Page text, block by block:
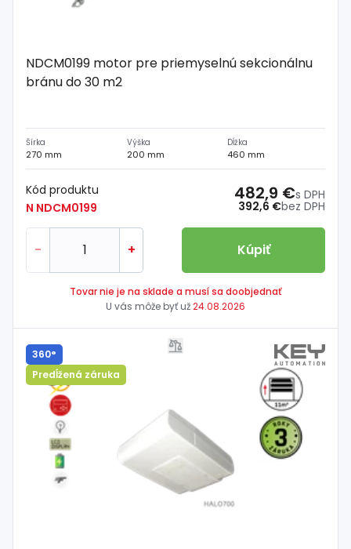
NDCM0199 motor pre priemyselnú sekcionálnu
bránu do 30 m2
Šírka
270 mm
Výška
200 mm
Dĺžka
460 mm
Kód produktu
N NDCM0199
392,6 €bez DPH
482,9 €s DPH
- + Kúpiť
Tovar nie je na sklade a musí sa doobjednať
U vás môže byť už24.08.2026
360°
Predĺžená záruka